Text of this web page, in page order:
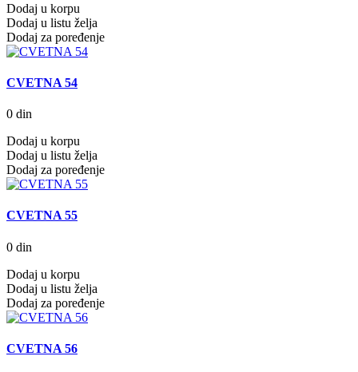
Dodaj u korpu
Dodaj u listu želja
Dodaj za poređenje
CVETNA 54
0 din
Dodaj u korpu
Dodaj u listu želja
Dodaj za poređenje
CVETNA 55
0 din
Dodaj u korpu
Dodaj u listu želja
Dodaj za poređenje
CVETNA 56